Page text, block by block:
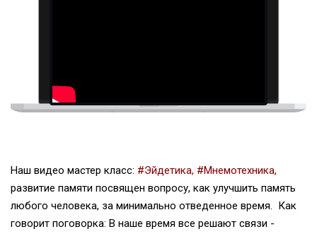
Наш видео мастер класс: #Эйдетика, #Мнемотехника,
развитие памяти посвящен вопросу, как улучшить память
любого человека, за минимально отведенное время. Как
говорит поговорка: В наше время все решают связи -